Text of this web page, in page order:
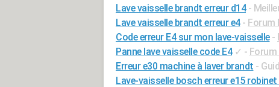
Lave vaisselle brandt erreur d14 -
Lave vaisselle brandt erreur e4 - Forum
Code erreur E4 sur mon lave-vaisselle -
Panne lave vaisselle code E4 ✓ -
Erreur e30 machine à laver brandt -
Lave-vaisselle bosch erreur e15